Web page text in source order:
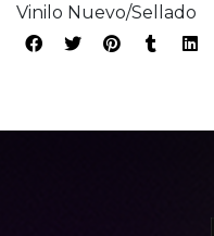
Vinilo Nuevo/Sellado